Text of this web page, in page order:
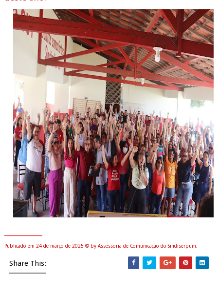
Publicado em 24 de março de 2025 © by Assessoria de Comunicação do Sindiserpum.
Share This: